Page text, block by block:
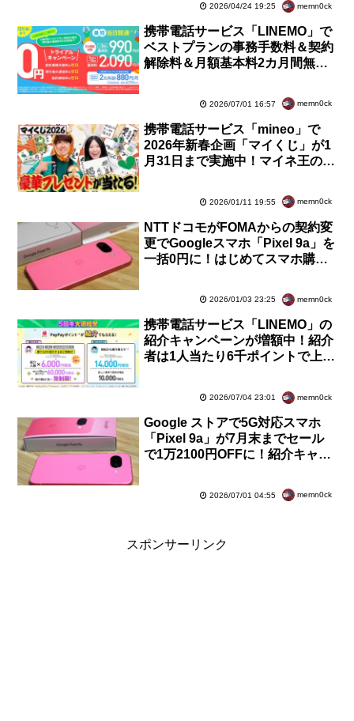
2026/04/24 19:25 memn0ck
携帯電話サービス「LINEMO」で
ベストプランの事務手数料＆契約
解除料＆月額基本料2カ月間無料
2026/07/01 16:57 memn0ck
携帯電話サービス「mineo」で
2026年新春企画「マイくじ」が1
月31日まで実施中！マイネ王の
2026/01/11 19:55 memn0ck
NTTドコモがFOMAからの契約変
更でGoogleスマホ「Pixel 9a」を
一括0円に！はじめてスマホ購入
2026/01/03 23:25 memn0ck
携帯電話サービス「LINEMO」の
紹介キャンペーンが増額中！紹介
者は1人当たり6千ポイントで上限
2026/07/04 23:01 memn0ck
Google ストアで5G対応スマホ
「Pixel 9a」が7月末までセール
で1万2100円OFFに！紹介キャン
2026/07/01 04:55 memn0ck
スポンサーリンク